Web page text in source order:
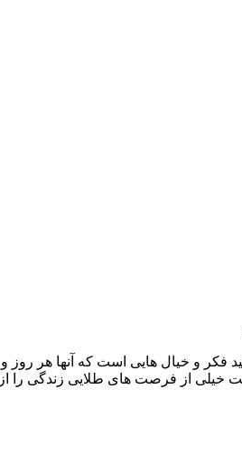
فکر و خیال هایی است که آنها هر
خیلی از فرصت های طلایی زندگی را